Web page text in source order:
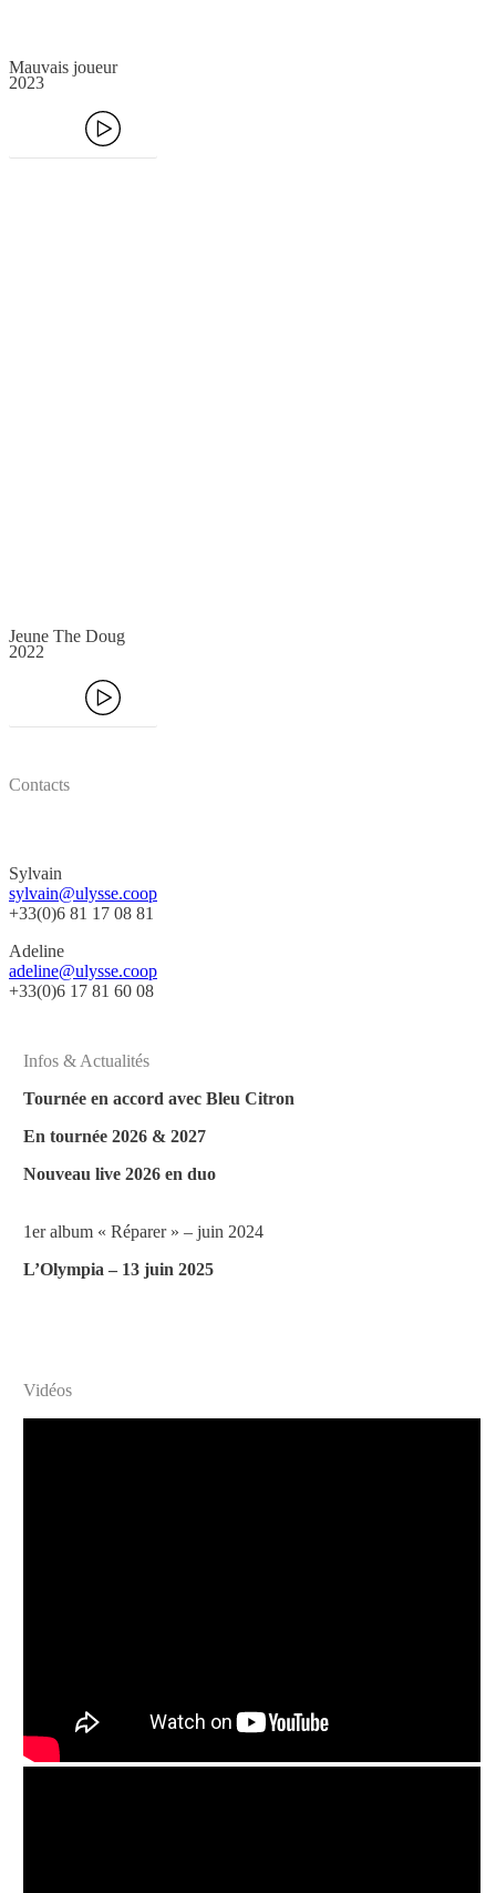
Mauvais joueur
2023
Jeune The Doug
2022
Contacts
Sylvain
sylvain@ulysse.coop
+33(0)6 81 17 08 81
Adeline
adeline@ulysse.coop
+33(0)6 17 81 60 08
Infos & Actualités
Tournée en accord avec Bleu Citron
En tournée 2026 & 2027
Nouveau live 2026 en duo
1er album « Réparer » – juin 2024
L’Olympia – 13 juin 2025
Vidéos